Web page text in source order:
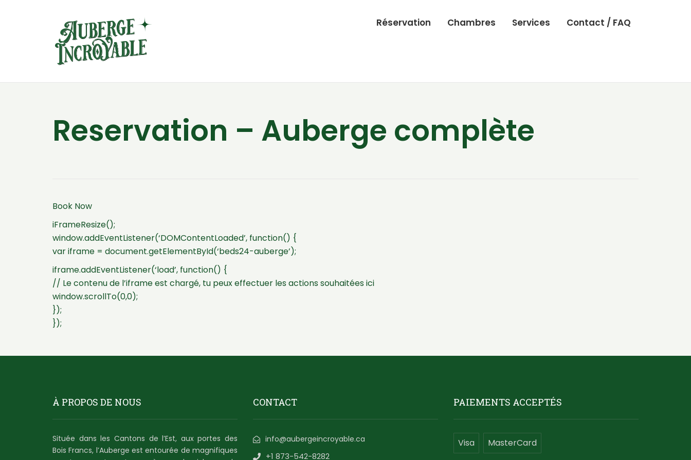
Réservation Chambres Services Contact / FAQ
Reservation – Auberge complète
Book Now
iFrameResize();
window.addEventListener(‘DOMContentLoaded’, function() {
var iframe = document.getElementById(‘beds24-auberge’);
iframe.addEventListener(‘load’, function() {
// Le contenu de l’iframe est chargé, tu peux effectuer les actions souhaitées ici
window.scrollTo(0,0);
});
});
À PROPOS DE NOUS
Située dans les Cantons de l’Est, aux portes des
Bois Francs, l’Auberge est entourée de magnifiques
CONTACT
info@aubergeincroyable.ca
+1 873-542-8282
PAIEMENTS ACCEPTÉS
Visa MasterCard